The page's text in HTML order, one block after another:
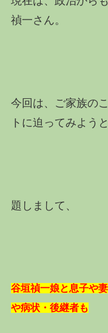
禎一さん。
今回は、ご家族の
トに迫ってみよう
題しまして、
谷垣禎一娘と息子や
や病状・後継者も